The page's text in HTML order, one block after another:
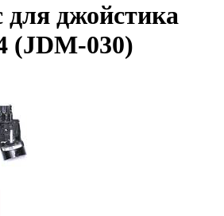
для джойстика
(JDM-030)